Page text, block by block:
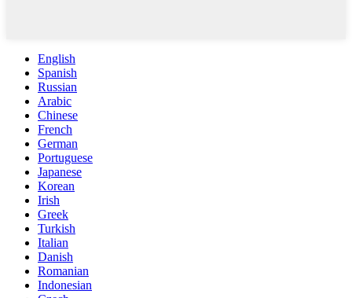
English
Spanish
Russian
Arabic
Chinese
French
German
Portuguese
Japanese
Korean
Irish
Greek
Turkish
Italian
Danish
Romanian
Indonesian